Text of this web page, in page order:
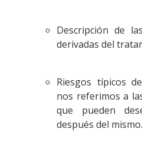
Descripción de
derivadas del
Riesgos típicos
nos referimos a
que pueden
después del mismo.